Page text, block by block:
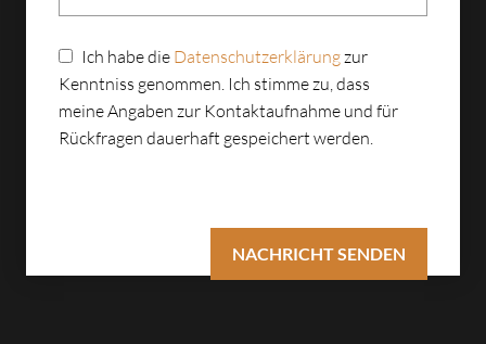
Ich habe die Datenschutzerklärungzur
Kenntniss genommen. Ich stimme zu, dass
meine Angaben zur Kontaktaufnahme und für
Rückfragen dauerhaft gespeichert werden.